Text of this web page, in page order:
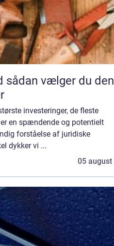
investeringer, de fleste
en spændende og potentielt
forståelse af juridiske
dykker vi ...
05 august